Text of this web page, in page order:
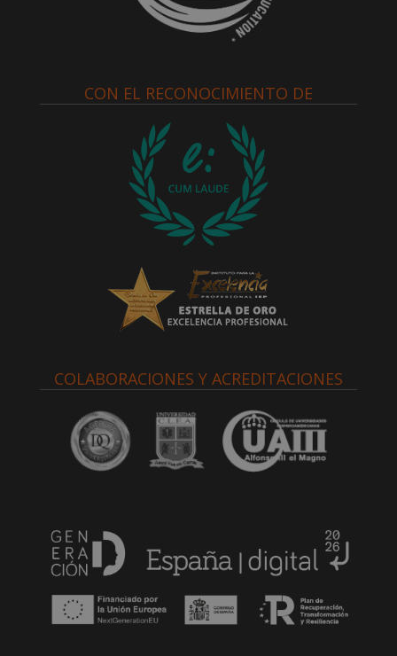
CON EL RECONOCIMIENTO DE
COLABORACIONES Y ACREDITACIONES